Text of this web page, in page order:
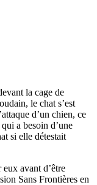
la cage de
le chat s’est
d’un chien, ce
a besoin d’une
si elle détestait
avant d’être
Sans Frontières en